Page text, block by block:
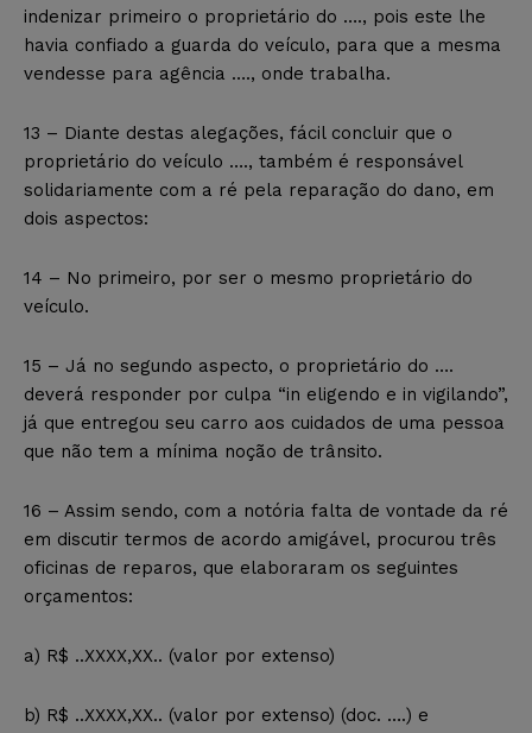
indenizar primeiro o proprietário do …., pois este lhe
havia confiado a guarda do veículo, para que a mesma
vendesse para agência …., onde trabalha.
13 – Diante destas alegações, fácil concluir que o
proprietário do veículo …., também é responsável
solidariamente com a ré pela reparação do dano, em
dois aspectos:
14 – No primeiro, por ser o mesmo proprietário do
veículo.
15 – Já no segundo aspecto, o proprietário do ….
deverá responder por culpa “in eligendo e in vigilando”,
já que entregou seu carro aos cuidados de uma pessoa
que não tem a mínima noção de trânsito.
16 – Assim sendo, com a notória falta de vontade da ré
em discutir termos de acordo amigável, procurou três
oficinas de reparos, que elaboraram os seguintes
orçamentos:
a) R$ ..XXXX,XX.. (valor por extenso)
b) R$ ..XXXX,XX.. (valor por extenso) (doc. ….) e